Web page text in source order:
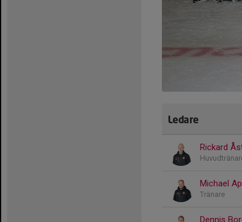
Ledare
Rickard
Michael
Tränare
Dennis